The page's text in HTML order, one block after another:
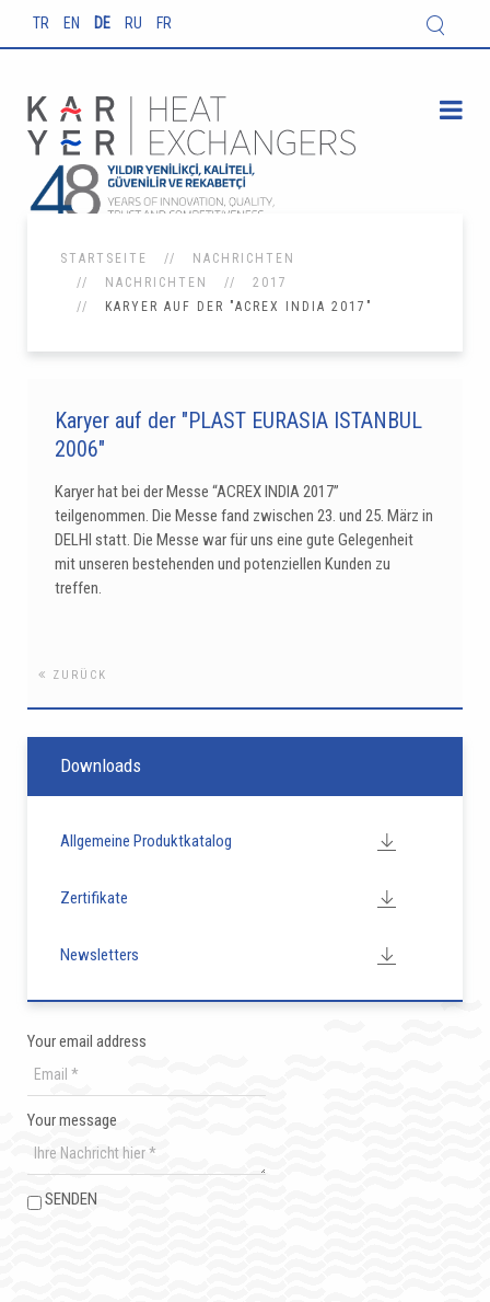
TR EN DE RU FR
STARTSEITE
NACHRICHTEN
NACHRICHTEN
2017
KARYER AUF DER "ACREX INDIA 2017"
Karyer auf der "PLAST EURASIA ISTANBUL
2006"
Karyer hat bei der Messe “ACREX INDIA 2017”
teilgenommen. Die Messe fand zwischen 23. und 25. März in
DELHI statt. Die Messe war für uns eine gute Gelegenheit
mit unseren bestehenden und potenziellen Kunden zu
treffen.
ZURÜCK
Downloads
Allgemeine Produktkatalog
Zertifikate
Newsletters
Your email address
Your message
SENDEN